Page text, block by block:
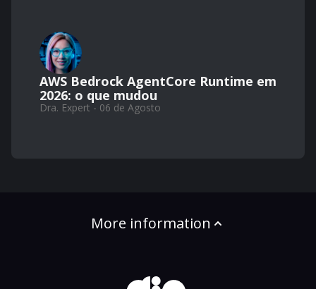
AWS Bedrock AgentCore Runtime em
2026: o que mudou
Dra. Expert - 06 de Agosto
More information